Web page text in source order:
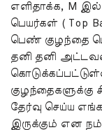
எளிதாக்க, M
பெயர்கள் ( Top
பெண் குழந்தை
தனி தனி
தேர்வு செய்ய
இருக்கும் என